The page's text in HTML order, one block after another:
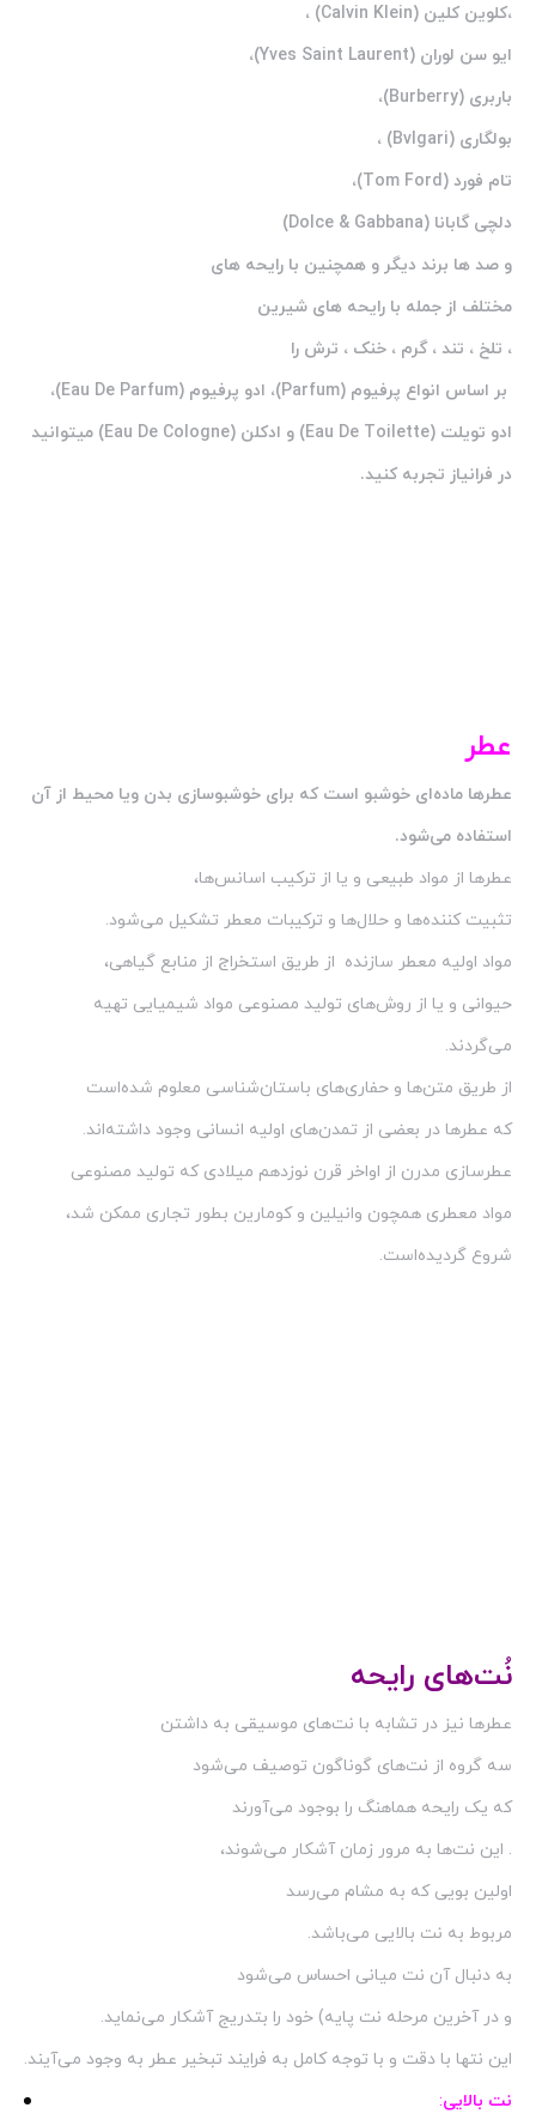
،کلوین کلین (Calvin Klein) ،
ایو سن لوران (Yves Saint Laurent)،
باربری (Burberry)،
بولگاری (Bvlgari) ،
تام فورد (Tom Ford)،
دلچی گابانا (Dolce & Gabbana)
و صد ها برند دیگر و همچنین با رایحه های
مختلف از جمله با رایحه های شیرین
، تلخ ، تند ، گرم ، خنک ، ترش را
بر اساس انواع پرفیوم (Parfum)، ادو پرفیوم (Eau De Parfum)،
ادو تویلت (Eau De Toilette) و ادکلن (Eau De Cologne) میتوانید
در فرانیاز تجربه کنید.
عطر
عطرها ماده‌ای خوشبو است که برای خوشبوسازی بدن ویا محیط از آن
استفاده می‌شود.
عطرها از مواد طبیعی و یا از ترکیب اسانس‌ها،
تثبیت کننده‌ها و حلال‌ها و ترکیبات معطر تشکیل می‌شود.
مواد اولیه معطر سازنده از طریق استخراج از منابع گیاهی،
حیوانی و یا از روش‌های تولید مصنوعی مواد شیمیایی تهیه
می‌گردند.
از طریق متن‌ها و حفاری‌های باستان‌شناسی معلوم شده‌است
که عطرها در بعضی از تمدن‌های اولیه انسانی وجود داشته‌اند.
عطرسازی مدرن از اواخر قرن نوزدهم میلادی که تولید مصنوعی
مواد معطری همچون وانیلین و کومارین بطور تجاری ممکن شد،
شروع گردیده‌است.
نُت‌های رایحه
عطرها نیز در تشابه با نت‌های موسیقی به داشتن
سه گروه از نت‌های گوناگون توصیف می‌شود
که یک رایحه هماهنگ را بوجود می‌آورند
. این نت‌ها به مرور زمان آشکار می‌شوند،
اولین بویی که به مشام می‌رسد
مربوط به نت بالایی می‌باشد.
به دنبال آن نت میانی احساس می‌شود
و در آخرین مرحله نت پایه) خود را بتدریج آشکار می‌نماید.
این نتها با دقت و با توجه کامل به فرایند تبخیر عطر به وجود می‌آیند.
نت بالایی: